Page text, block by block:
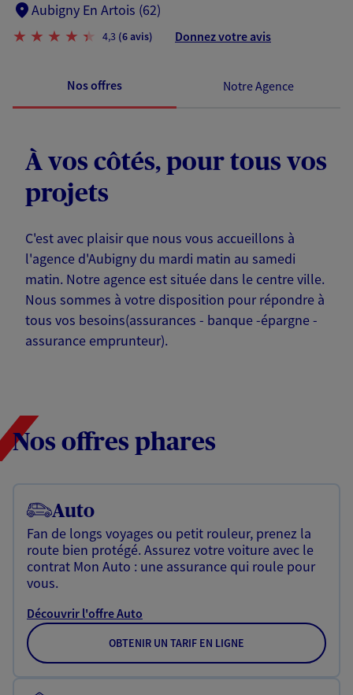
Aubigny En Artois (62)
4,3 (6 avis) Donnez votre avis
Nos offres Notre Agence
À vos côtés, pour tous vos
projets
C'est avec plaisir que nous vous accueillons à
l'agence d'Aubigny du mardi matin au samedi
matin. Notre agence est située dans le centre ville.
Nous sommes à votre disposition pour répondre à
tous vos besoins(assurances - banque -épargne -
assurance emprunteur).
Nos offres phares
Auto
Fan de longs voyages ou petit rouleur, prenez la
route bien protégé. Assurez votre voiture avec le
contrat Mon Auto : une assurance qui roule pour
vous.
Découvrir l'offre Auto
OBTENIR UN TARIF EN LIGNE